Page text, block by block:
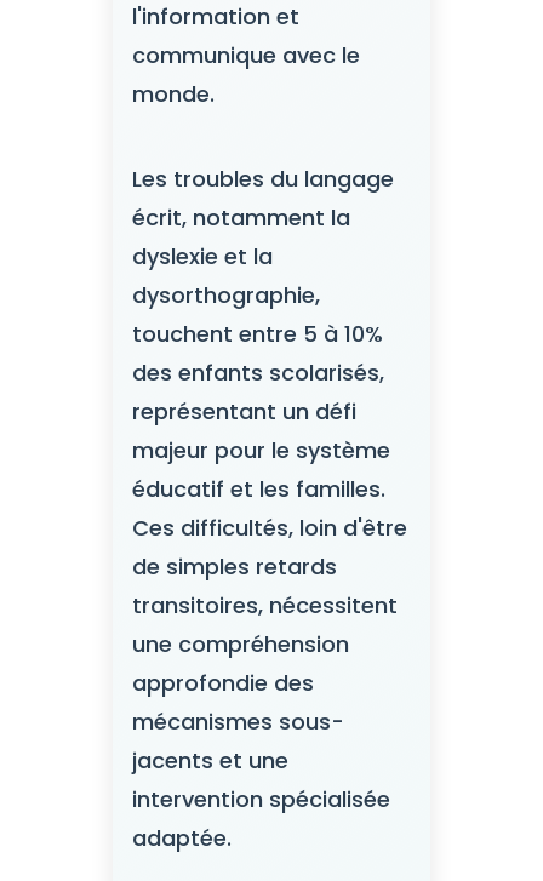
l'information et
communique avec le
monde.
Les troubles du langage
écrit, notamment la
dyslexie et la
dysorthographie,
touchent entre 5 à 10%
des enfants scolarisés,
représentant un défi
majeur pour le système
éducatif et les familles.
Ces difficultés, loin d'être
de simples retards
transitoires, nécessitent
une compréhension
approfondie des
mécanismes sous-
jacents et une
intervention spécialisée
adaptée.